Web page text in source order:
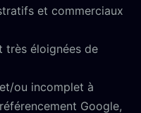
et commerciaux
très éloignées de
ou incomplet à
Google,